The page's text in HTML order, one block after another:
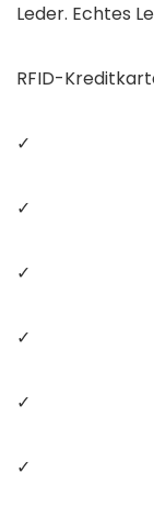
Leder. Echtes
RFID-
✓
✓
✓
✓
✓
✓